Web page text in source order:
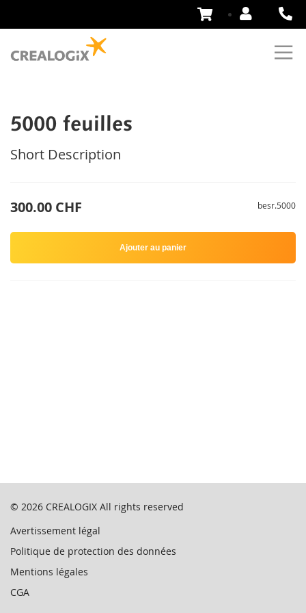
Aller
5000 feuilles
Short Description
300.00 CHF besr.5000
Ajouter au panier
© 2026 CREALOGIX All rights reserved
Avertissement légal
Politique de protection des données
Mentions légales
CGA